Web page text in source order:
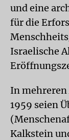
und eine
für die
Israelische
In mehreren
1959 seien
Kalkstein